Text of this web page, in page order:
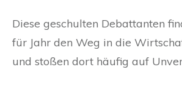
Diese geschulten Debattanten
für Jahr den Weg in die
und stoßen dort häufig auf